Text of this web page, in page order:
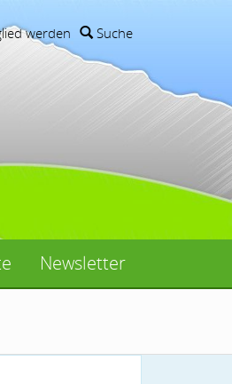
werden
Suche
Newsletter